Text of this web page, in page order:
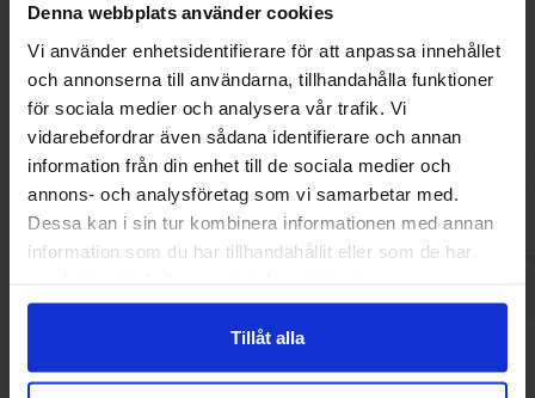
Denna webbplats använder cookies
Vi använder enhetsidentifierare för att anpassa innehållet
och annonserna till användarna, tillhandahålla funktioner
för sociala medier och analysera vår trafik. Vi
vidarebefordrar även sådana identifierare och annan
information från din enhet till de sociala medier och
annons- och analysföretag som vi samarbetar med.
Dessa kan i sin tur kombinera informationen med annan
information som du har tillhandahållit eller som de har
Tillåt alla
Barkleys Mints - Chocolate Mint 50g
28.30 kr
Köp
Läkerol Classic
Andra gillade